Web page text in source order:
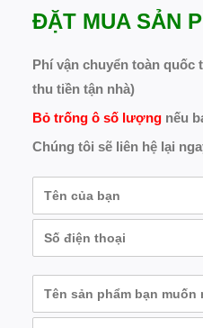
ĐẶT MUA SẢN
Phí vận chuyển toàn quốc
thu tiền tận nhà)
Bỏ trống ô số lượngnếu
Chúng tôi sẽ liên hệ lại